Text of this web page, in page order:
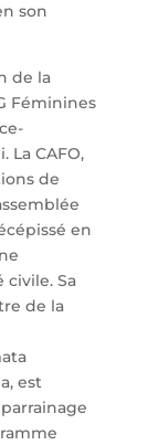
son
de la
Féminines
La CAFO,
de
en
Sa
de la
est